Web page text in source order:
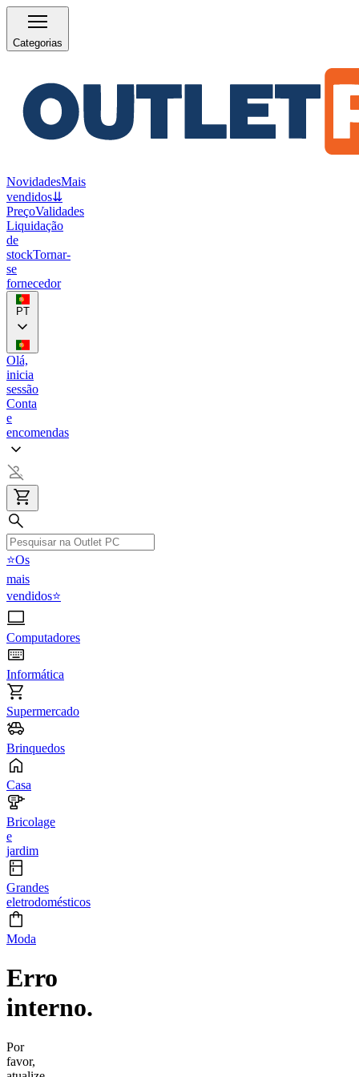
Categorias
NovidadesMais
vendidos⇊
PreçoValidades
Liquidação
de
stockTornar-
se
fornecedor
PT
Olá,
inicia
sessão
Conta
e
encomendas
⭐Os
mais
vendidos⭐
Computadores
Informática
Supermercado
Brinquedos
Casa
Bricolage
e
jardim
Grandes
eletrodomésticos
Moda
Erro
interno.
Por
favor,